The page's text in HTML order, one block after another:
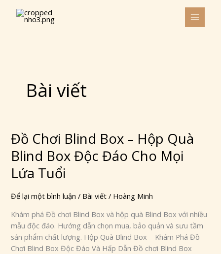
Bài viết
Đồ Chơi Blind Box – Hộp Quà
Blind Box Độc Đáo Cho Mọi
Lứa Tuổi
Để lại một bình luận / Bài viết / Hoàng Minh
Khám phá Đồ chơi Blind Box và hộp quà Blind Box với nhiều
mẫu độc đáo. Hướng dẫn chọn mua, bảo quản và sưu tầm
sản phẩm chất lượng. Hộp Quà Blind Box – Khám Phá Đồ
Chơi Blind Box Độc Đáo Và Hấp Dẫn Đồ chơi Blind Box
Đồ
Chơi
Blind
Box
–
Hộp
Blind
Box
Độc
Đáo